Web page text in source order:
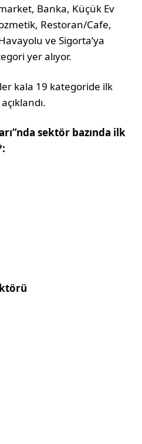
Banka, Küçük Ev
Restoran/Cafe,
ve Sigorta’ya
yer alıyor.
kala 19 kategoride ilk
sektör bazında ilk